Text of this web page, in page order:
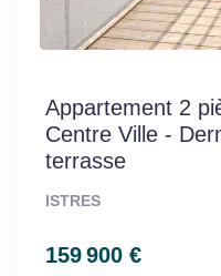
Appartement 2
Centre Ville -
terrasse
ISTRES
159 900 €